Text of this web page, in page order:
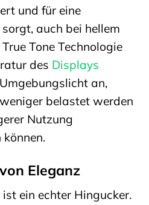
und für eine
auch bei hellem
Tone Technologie
des Displays
an,
belastet werden
Nutzung
Eleganz
ein echter Hingucker.